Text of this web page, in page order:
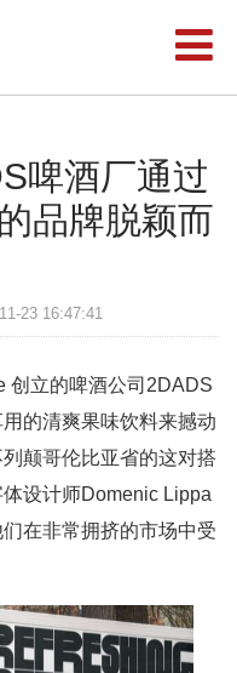
啤酒厂通过
品牌脱颖而
23 16:47:41
创立的啤酒公司2DADS
的清爽果味饮料来撼动
颠哥伦比亚省的这对搭
设计师Domenic Lippa
在非常拥挤的市场中受